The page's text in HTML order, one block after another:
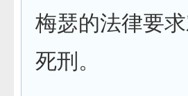
梅瑟的法律要
死刑。